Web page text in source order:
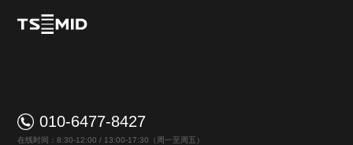
010-6477-8427
在线时间：8:30-12:00 / 13:00-17:30（周一至周五）